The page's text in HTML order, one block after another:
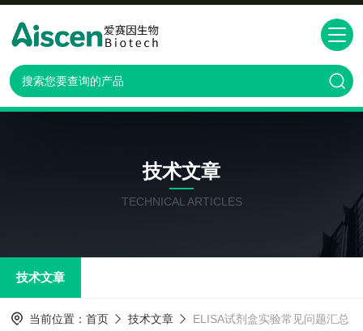
技术文章
TECHNICAL ARTICLES
技术文章
当前位置： 首页 技术文章 ELISA试剂盒实验常见问题汇总